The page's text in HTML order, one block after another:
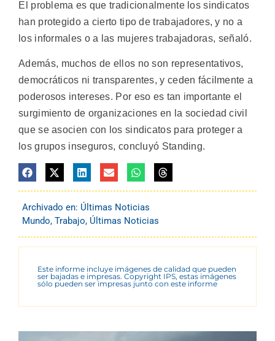
El problema es que tradicionalmente los sindicatos
han protegido a cierto tipo de trabajadores, y no a
los informales o a las mujeres trabajadoras, señaló.
Además, muchos de ellos no son representativos,
democráticos ni transparentes, y ceden fácilmente a
poderosos intereses. Por eso es tan importante el
surgimiento de organizaciones en la sociedad civil
que se asocien con los sindicatos para proteger a
los grupos inseguros, concluyó Standing.
Archivado en: Últimas Noticias
Mundo, Trabajo, Últimas Noticias
Este informe incluye imágenes de calidad que pueden
ser bajadas e impresas. Copyright IPS, estas imágenes
sólo pueden ser impresas junto con este informe